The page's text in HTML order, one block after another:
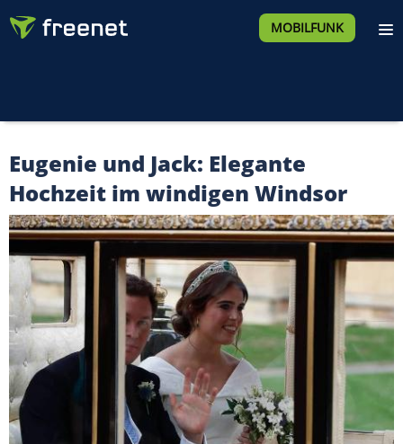
MOBILFUNK
Eugenie und Jack: Elegante
Hochzeit im windigen Windsor